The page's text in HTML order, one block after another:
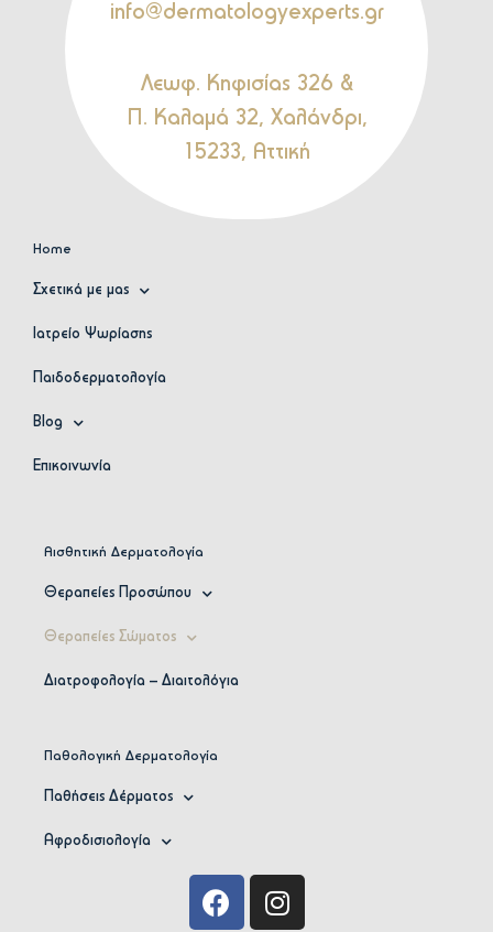
info@dermatologyexperts.gr
Λεωφ. Κηφισίας 326 &
Π. Καλαμά 32, Χαλάνδρι,
15233, Αττική
Home
Σχετικά με μας
Ιατρείο Ψωρίασης
Παιδοδερματολογία
Blog
Επικοινωνία
Αισθητική Δερματολογία
Θεραπείες Προσώπου
Θεραπείες Σώματος
Διατροφολογία – Διαιτολόγια
Παθολογική Δερματολογία
Παθήσεις Δέρματος
Αφροδισιολογία